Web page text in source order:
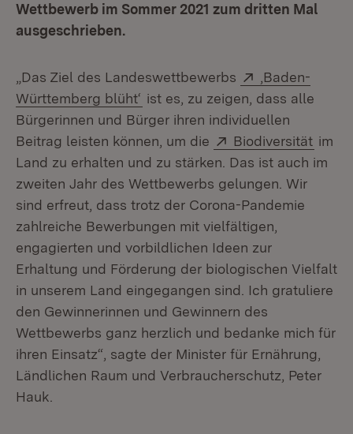
Wettbewerb im Sommer 2021 zum dritten Mal
ausgeschrieben.
„Das Ziel des Landeswettbewerbs Extern:
‚Baden-
Württemberg blüht‘ (Öffnet in neuem Fenster)
ist es, zu zeigen, dass alle
Bürgerinnen und Bürger ihren individuellen
Beitrag leisten können, um die
Extern:
Biodiversität im
Land zu erhalten und zu stärken. Das ist auch im
zweiten Jahr des Wettbewerbs gelungen. Wir
sind erfreut, dass trotz der Corona-Pandemie
zahlreiche Bewerbungen mit vielfältigen,
engagierten und vorbildlichen Ideen zur
Erhaltung und Förderung der biologischen Vielfalt
in unserem Land eingegangen sind. Ich gratuliere
den Gewinnerinnen und Gewinnern des
Wettbewerbs ganz herzlich und bedanke mich für
ihren Einsatz“, sagte der Minister für Ernährung,
Ländlichen Raum und Verbraucherschutz, Peter
Hauk.